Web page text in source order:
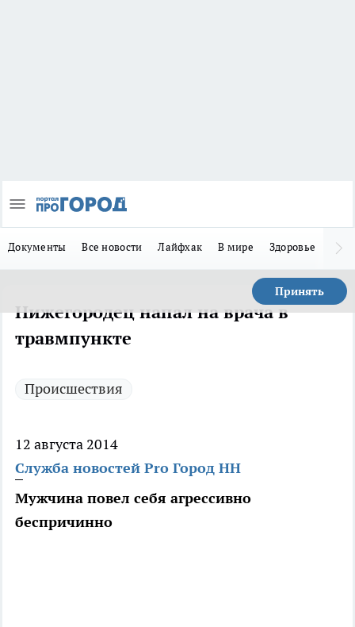
Документы Все новости Лайфхак В мире Здоровье
Принять
Нижегородец напал на врача в
травмпункте
Происшествия
12 августа 2014
Служба новостей Pro Город НН
Мужчина повел себя агрессивно
беспричинно